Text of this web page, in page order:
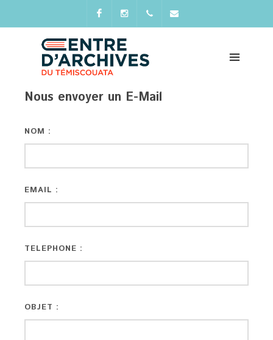
FacebookInstagram
899-
6725
Nous envoyer un E-Mail
NOM :
EMAIL :
TELEPHONE :
OBJET :